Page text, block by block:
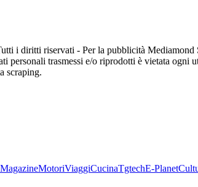
i diritti riservati - Per la pubblicità
personali trasmessi e/o riprodotti è vietata ogni
scraping.
MagazineMotoriViaggiCucinaTgtechE-Planet